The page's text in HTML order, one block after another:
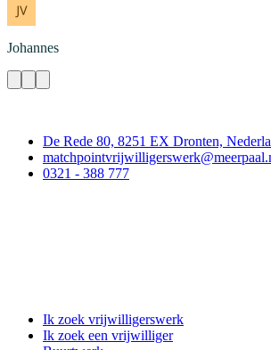
Johannes
De Rede 80, 8251 EX Dronten,
0321 - 388 777
Ik zoek vrijwilligerswerk
Ik zoek een vrijwilliger